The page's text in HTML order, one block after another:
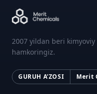
2007 yildan beri
hamkoringiz.
GURUH A'ZOSI Merit